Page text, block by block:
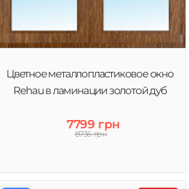
Цветное металлопластиковое окно
Rehau в ламинации золотой дуб
7799 грн
8736 грн